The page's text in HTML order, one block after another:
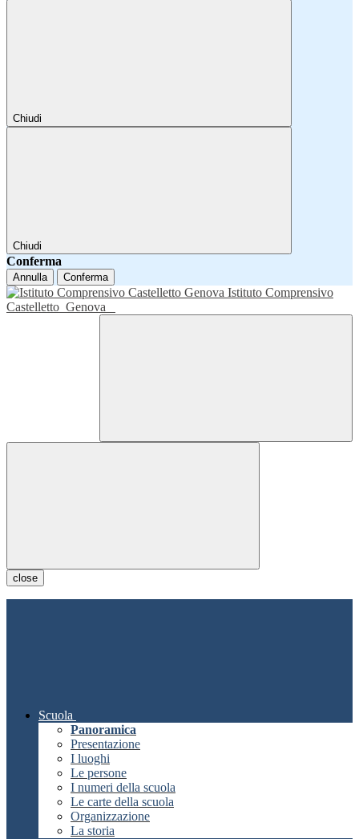
Chiudi
Chiudi
Conferma
Annulla Conferma
Istituto Comprensivo
Castelletto Genova
close
Scuola
Panoramica
Presentazione
I luoghi
Le persone
I numeri della scuola
Le carte della scuola
Organizzazione
La storia